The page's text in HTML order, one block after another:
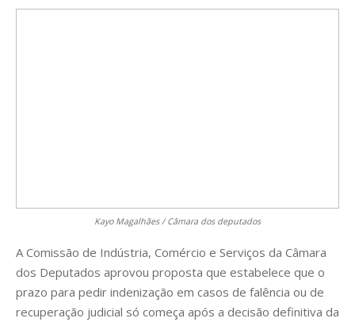
Kayo Magalhães / Câmara dos deputados
A Comissão de Indústria, Comércio e Serviços da Câmara
dos Deputados aprovou proposta que estabelece que o
prazo para pedir indenização em casos de falência ou de
recuperação judicial só começa após a decisão definitiva da